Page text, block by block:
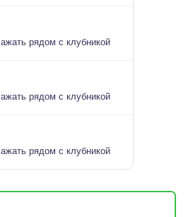
рядом с клубникой
рядом с клубникой
рядом с клубникой